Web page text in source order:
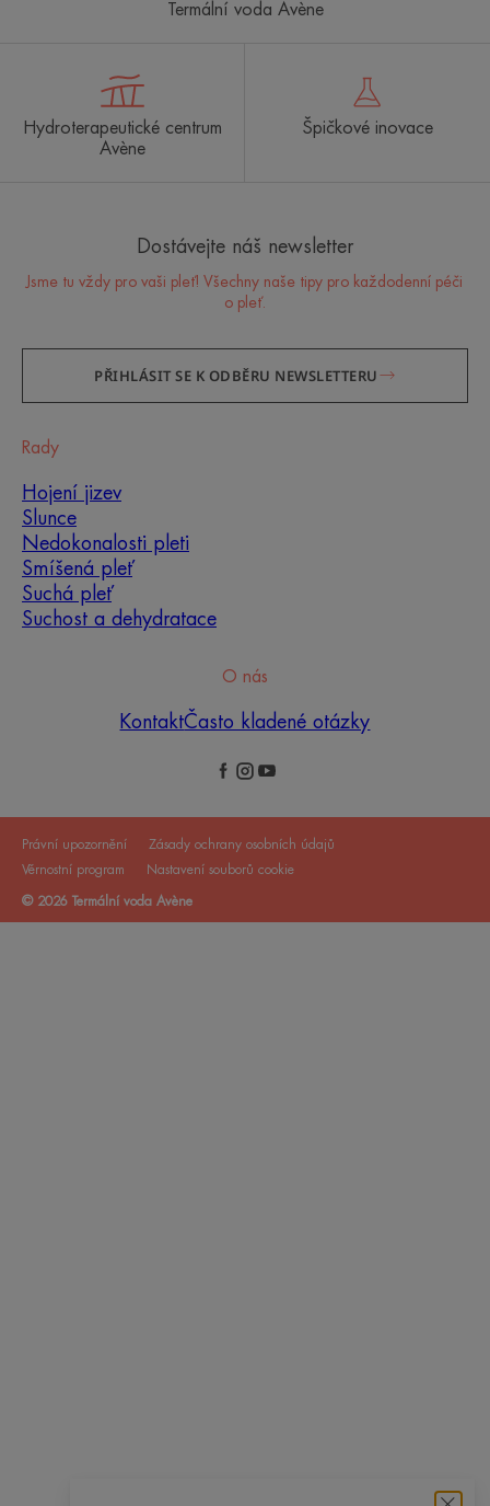
Termální voda Avène
Hydroterapeutické centrum
Avène
Špičkové inovace
Dostávejte náš newsletter
Jsme tu vždy pro vaši pleť! Všechny naše tipy pro každodenní péči
o pleť.
PŘIHLÁSIT SE K ODBĚRU NEWSLETTERU
Rady
Hojení jizev
Slunce
Nedokonalosti pleti
Smíšená pleť
Suchá pleť
Suchost a dehydratace
O nás
KontaktČasto kladené otázky
Právní upozornění
Zásady ochrany osobních údajů
Věrnostní program
Nastavení souborů cookie
© 2026 Termální voda Avène